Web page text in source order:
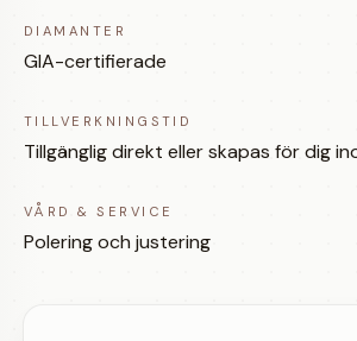
DIAMANTER
GIA-certifierade
TILLVERKNINGSTID
Tillgänglig direkt eller skapas för dig
VÅRD & SERVICE
Polering och justering